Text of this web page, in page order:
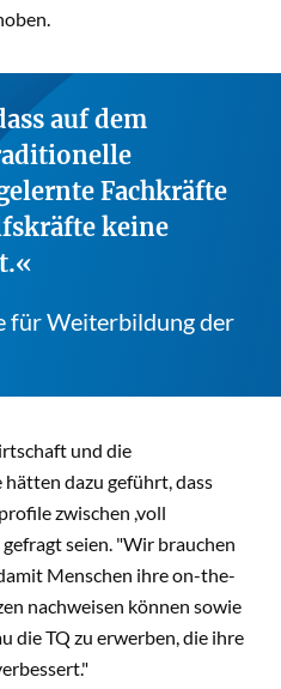
auf dem
Fachkräfte
keine
für Weiterbildung der
und die
dazu geführt, dass
zwischen ,voll
seien. "Wir brauchen
Menschen ihre on-the-
nachweisen können sowie
die TQ zu erwerben, die ihre